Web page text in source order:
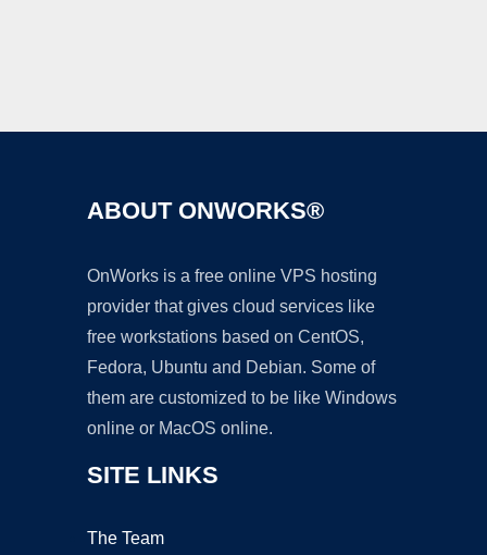
ABOUT ONWORKS®
OnWorks is a free online VPS hosting
provider that gives cloud services like
free workstations based on CentOS,
Fedora, Ubuntu and Debian. Some of
them are customized to be like Windows
online or MacOS online.
SITE LINKS
The Team